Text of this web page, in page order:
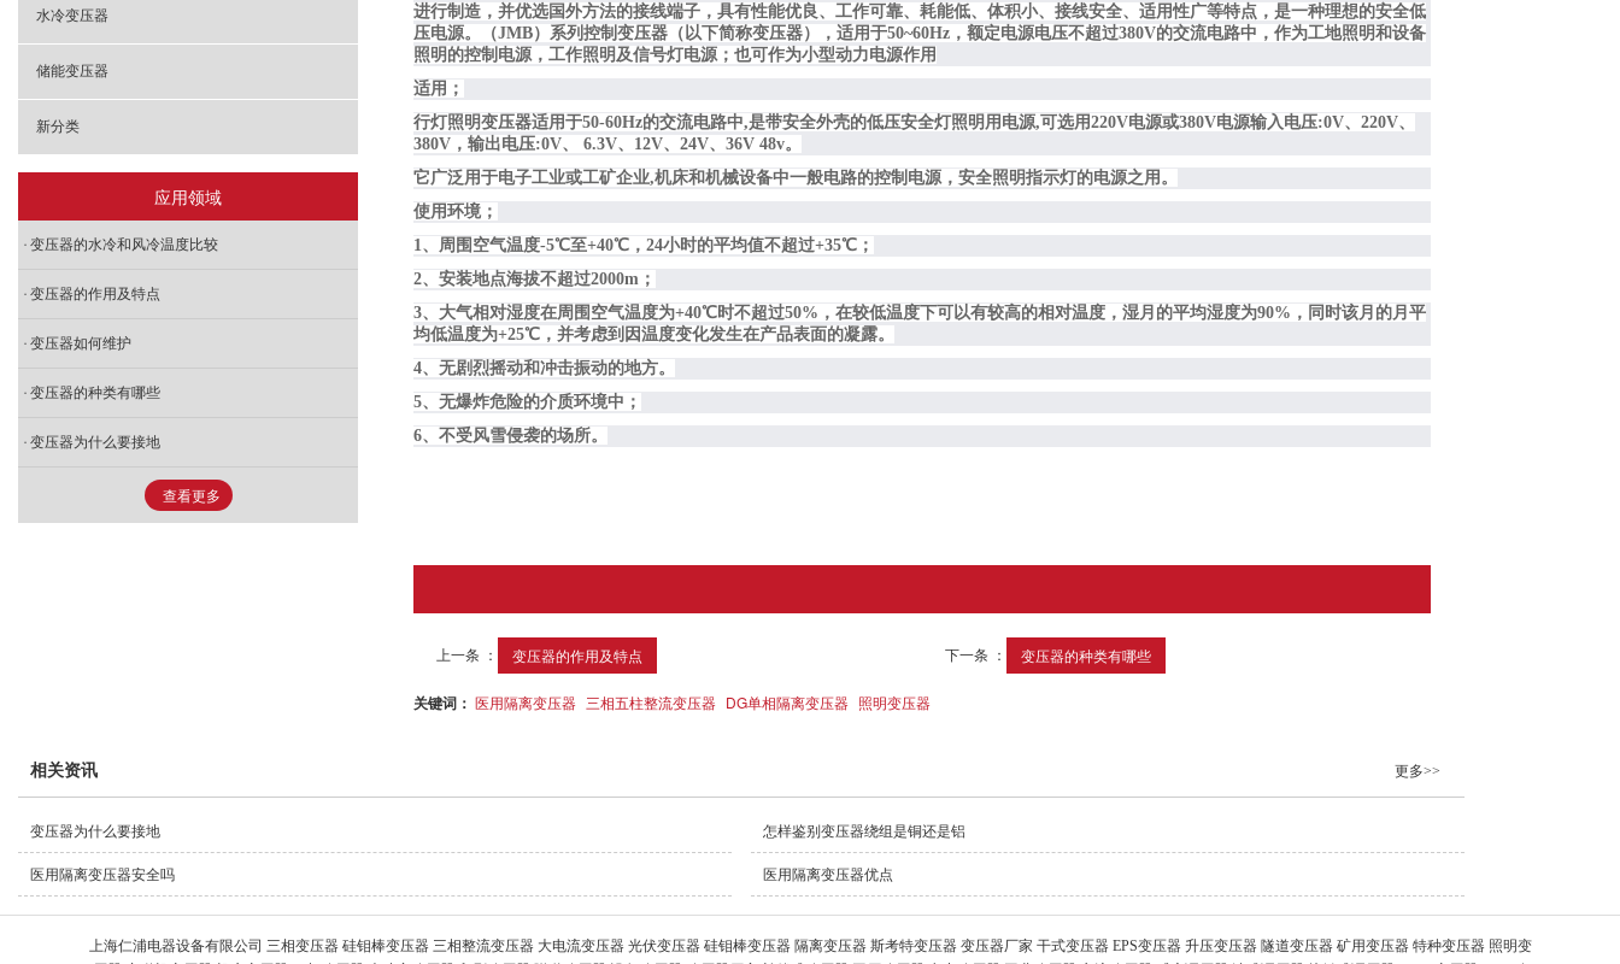
进行制造，并优选国外方法的接线端子，具有性能优良、工作可靠、耗能低、体积小、接线安全、适用性广等特点，是一种理想的安全低
压电源。（JMB）系列控制变压器（以下简称变压器），适用于50~60Hz，额定电源电压不超过380V的交流电路中，作为工地照明和设备
照明的控制电源，工作照明及信号灯电源；也可作为小型动力电源作用
适用；
行灯照明变压器适用于50-60Hz的交流电路中,是带安全外壳的低压安全灯照明用电源,可选用220V电源或380V电源输入电压:0V、220V、
380V，输出电压:0V、 6.3V、12V、24V、36V 48v。
它广泛用于电子工业或工矿企业,机床和机械设备中一般电路的控制电源，安全照明指示灯的电源之用。
使用环境；
1、周围空气温度-5℃至+40℃，24小时的平均值不超过+35℃；
2、安装地点海拔不超过2000m；
3、大气相对湿度在周围空气温度为+40℃时不超过50%，在较低温度下可以有较高的相对温度，湿月的平均湿度为90%，同时该月的月平
均低温度为+25℃，并考虑到因温度变化发生在产品表面的凝露。
4、无剧烈摇动和冲击振动的地方。
5、无爆炸危险的介质环境中；
6、不受风雪侵袭的场所。
上一条 ： 变压器的作用及特点 下一条 ： 变压器的种类有哪些
关键词： 医用隔离变压器 三相五柱整流变压器 DG单相隔离变压器 照明变压器
- 硅钼棒变压器
- 低压大电流变压器
- 三相变单相变压器
- 整流变压器
- BK 控制变压器
- EPS UPS专用变压器
- SBK三相干式变压器
- SG三相隔离变压器
- TND家用稳压器
- 并联电抗器
- CKSG 三相串联电抗器
- AKSG输入 输出电抗器
- TSGC2J 三相调压器
- TDGC2J 单相调压器
- 油浸式感应式调压器
水冷变压器
储能变压器
新分类
应用领域
变压器的水冷和风冷温度比较
变压器的作用及特点
变压器如何维护
变压器的种类有哪些
变压器为什么要接地
查看更多
相关资讯 更多>>
变压器为什么要接地 怎样鉴别变压器绕组是铜还是铝
医用隔离变压器安全吗 医用隔离变压器优点
上海仁浦电器设备有限公司 三相变压器 硅钼棒变压器 三相整流变压器 大电流变压器 光伏变压器 硅钼棒变压器 隔离变压器 斯考特变压器 变压器厂家 干式变压器 EPS变压器 升压变压器 隧道变压器 矿用变压器 特种变压器 照明变